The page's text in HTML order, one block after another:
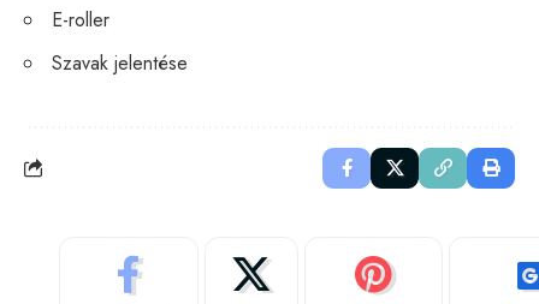
E-roller
Szavak jelentése